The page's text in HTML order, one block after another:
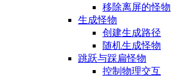
移除离屏的怪物
生成怪物
创建生成路径
随机生成怪物
跳跃与踩扁怪物
控制物理交互